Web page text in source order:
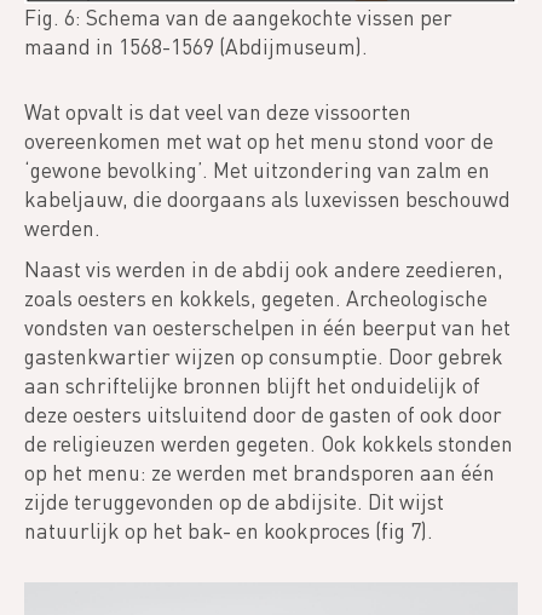
Fig. 6: Schema van de aangekochte vissen per
maand in 1568-1569 (Abdijmuseum).
Wat opvalt is dat veel van deze vissoorten
overeenkomen met wat op het menu stond voor de
‘gewone bevolking’. Met uitzondering van zalm en
kabeljauw, die doorgaans als luxevissen beschouwd
werden.
Naast vis werden in de abdij ook andere zeedieren,
zoals oesters en kokkels, gegeten. Archeologische
vondsten van oesterschelpen in één beerput van het
gastenkwartier wijzen op consumptie. Door gebrek
aan schriftelijke bronnen blijft het onduidelijk of
deze oesters uitsluitend door de gasten of ook door
de religieuzen werden gegeten. Ook kokkels stonden
op het menu: ze werden met brandsporen aan één
zijde teruggevonden op de abdijsite. Dit wijst
natuurlijk op het bak- en kookproces (fig 7).